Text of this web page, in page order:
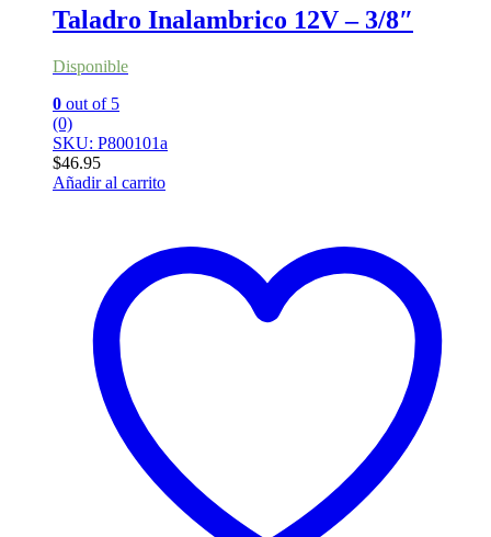
Taladro Inalambrico 12V – 3/8″
Disponible
0 out of 5
(0)
SKU: P800101a
$46.95
Añadir al carrito